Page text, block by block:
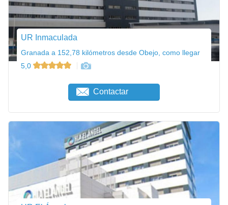
UR Inmaculada
Granada a 152,78 kilómetros desde Obejo, como llegar
5,0
Contactar